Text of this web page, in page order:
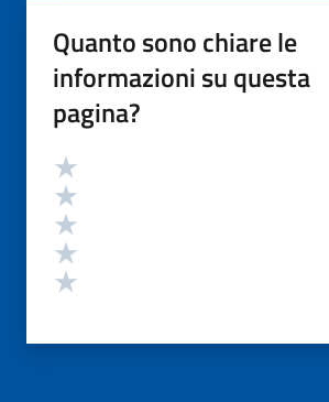
Quanto sono chiare le
informazioni su questa
pagina?
Valutazione